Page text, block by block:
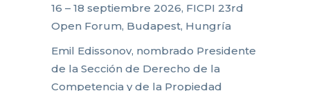
16 – 18 septiembre 2026, FICPI 23rd
Open Forum, Budapest, Hungría
Emil Edissonov, nombrado Presidente
de la Sección de Derecho de la
Competencia y de la Propiedad